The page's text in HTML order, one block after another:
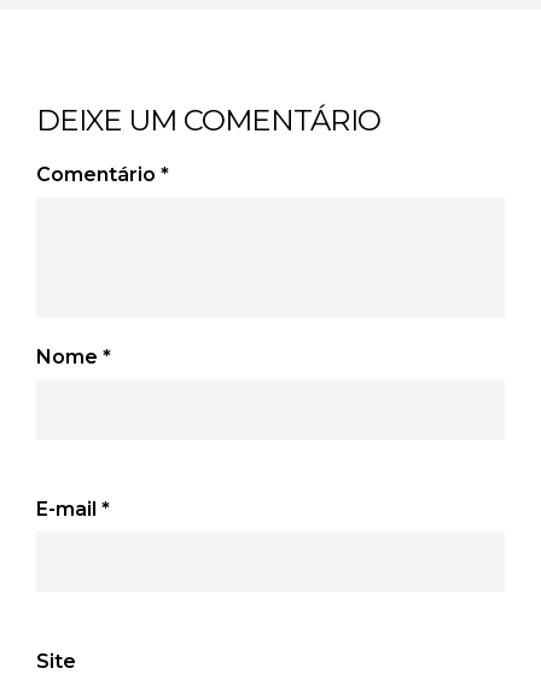
DEIXE UM COMENTÁRIO
Comentário *
Nome *
E-mail *
Site